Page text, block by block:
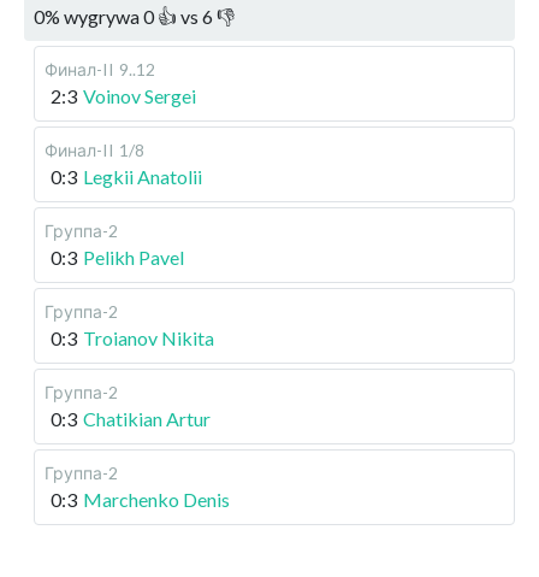
0% wygrywa0👍 vs 6👎
Финал-II 9..12
2:3 Voinov Sergei
Финал-II 1/8
0:3 Legkii Anatolii
Группа-2
0:3 Pelikh Pavel
Группа-2
0:3 Troianov Nikita
Группа-2
0:3 Chatikian Artur
Группа-2
0:3 Marchenko Denis